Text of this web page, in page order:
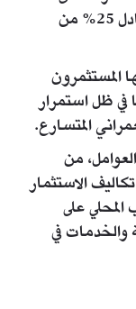
يقارب 2.8 مليار دولار أمريكي، أي ما يعادل 25% من
المستثمرون
ظل استمرار
المتسارع.
من
الاستثمار
المحلي على
في